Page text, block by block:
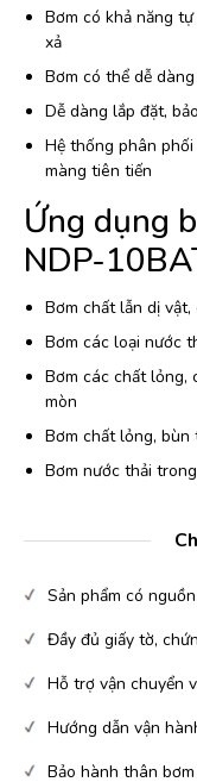
Bơm có khả năng
xả
Bơm có thể dễ
Dễ dàng lắp đặt,
Hệ thống phân
màng tiên tiến
Ứng dụng
NDP-
Bơm chất lẫn dị
Bơm các loại nước
Bơm các chất lỏng,
mòn
Bơm chất lỏng, bùn
Bơm nước thải
Sản phẩm có
Đầy đủ giấy tờ,
Hỗ trợ vận chuyển
Hướng dẫn vận
Bảo hành thân